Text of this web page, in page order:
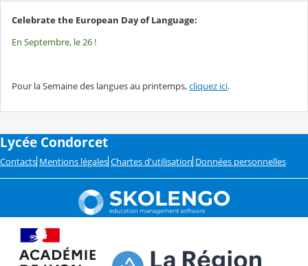
Celebrate the European Day of Language:
En Septembre, le 26 !
Pour la Semaine des langues au printemps,cliquez ici.
Lycée Condorcet
Contacts Mentions légales Chartes d'utilisation Données personnelles